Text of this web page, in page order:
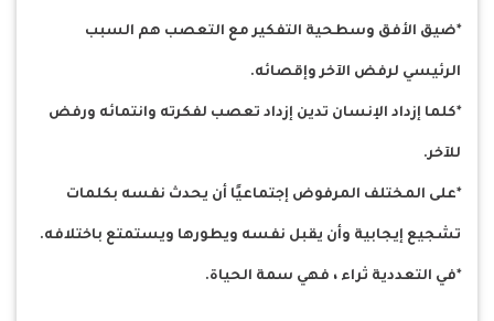
*ضيق الأفق وسطحية التفكير مع التعصب هم السبب
الرئيسي لرفض الآخر وإقصائه.
*كلما إزداد الإنسان تدين إزداد تعصب لفكرته وانتمائه ورفض
للآخر.
*على المختلف المرفوض إجتماعيًا أن يحدث نفسه بكلمات
تشجيع إيجابية وأن يقبل نفسه ويطورها ويستمتع باختلافه.
*في التعددية ثراء ، فهي سمة الحياة.